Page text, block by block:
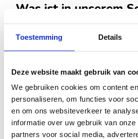
Toestemming Details
Deze website maakt gebruik van
We gebruiken cookies om content
personaliseren, om functies voor
en om ons websiteverkeer te
informatie over uw gebruik van
partners voor social media,
Was ist in unserem
enthalten?
Beantragung des KVK-Auszugs
Schnelle und digitale Lieferung
Post
MwSt.-Rechnung kann
Kontaktformular angefordert